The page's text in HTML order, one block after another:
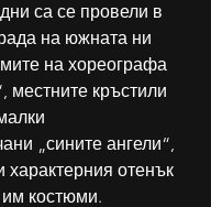
са се провели в
на южната ни
на хореографа
местните кръстили
„сините ангели“,
характерния отенък
костюми.